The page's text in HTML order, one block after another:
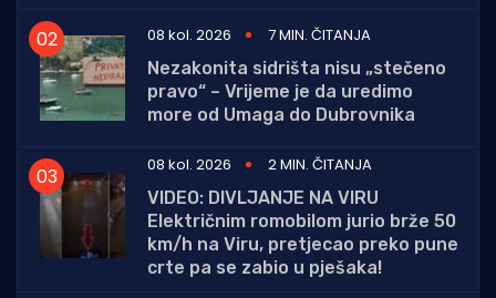
08 kol. 2026
7 MIN. ČITANJA
Nezakonita sidrišta nisu „stečeno
pravo“ – Vrijeme je da uredimo
more od Umaga do Dubrovnika
08 kol. 2026
2 MIN. ČITANJA
VIDEO: DIVLJANJE NA VIRU
Električnim romobilom jurio brže 50
km/h na Viru, pretjecao preko pune
crte pa se zabio u pješaka!